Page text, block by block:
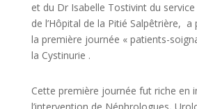
et du Dr Isabelle Tostivint du
de l’Hôpital de la Pitié Salpêtrière,
la première journée « patients-
la Cystinurie .
Cette première journée fut riche en